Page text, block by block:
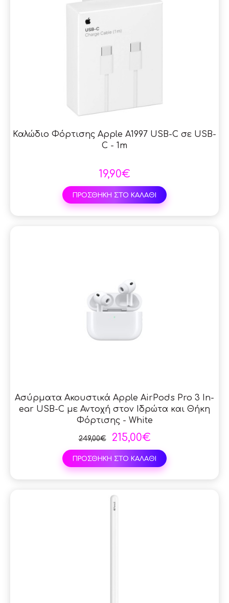
Καλώδιο Φόρτισης Apple A1997 USB-C σε USB-
C - 1m
19,90€
ΠΡΟΣΘΗΚΗ ΣΤΟ ΚΑΛΑΘΙ
Ασύρματα Ακουστικά Apple AirPods Pro 3 In-
ear USB-C με Αντοχή στον Ιδρώτα και Θήκη
Φόρτισης - White
249,00€ 215,00€
ΠΡΟΣΘΗΚΗ ΣΤΟ ΚΑΛΑΘΙ